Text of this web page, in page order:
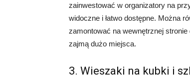
zainwestować w organizatory na
widoczne i łatwo dostępne. Można
zamontować na wewnętrznej
zajmą dużo miejsca.
3. Wieszaki na kubki i